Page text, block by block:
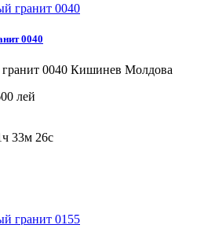
0040
0040 Кишинев Молдова
лей
33м 25с